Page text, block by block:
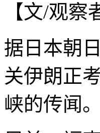
【文/观察
据日本朝
关伊朗正
峡的传闻。